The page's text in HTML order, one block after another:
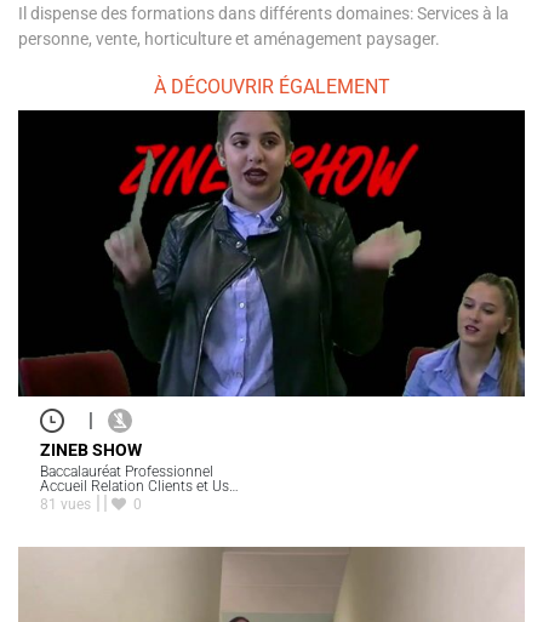
Il dispense des formations dans différents domaines: Services à la
personne, vente, horticulture et aménagement paysager.
À DÉCOUVRIR ÉGALEMENT
|
ZINEB SHOW
Baccalauréat Professionnel
Accueil Relation Clients et Us…
81 vues
0